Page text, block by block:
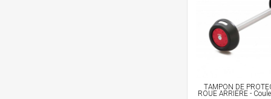
TAMPON DE
ROUE ARRIERE -